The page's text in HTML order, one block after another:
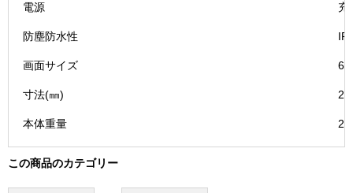
電源 充
防塵防水性
画面サイズ 6
寸法(㎜)
本体重量
この商品のカテゴリー